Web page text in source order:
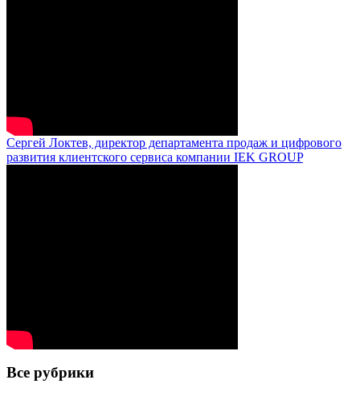
Сергей Локтев, директор департамента продаж и цифрового
развития клиентского сервиса компании IEK GROUP
Все рубрики